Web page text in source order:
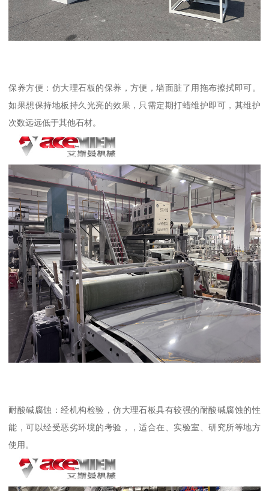
保养方便：仿大理石板的保养，方便，墙面脏了用拖布擦拭即可。
如果想保持地板持久光亮的效果，只需定期打蜡维护即可，其维护
次数远远低于其他石材。
耐酸碱腐蚀：经机构检验，仿大理石板具有较强的耐酸碱腐蚀的性
能，可以经受恶劣环境的考验，，适合在、实验室、研究所等地方
使用。